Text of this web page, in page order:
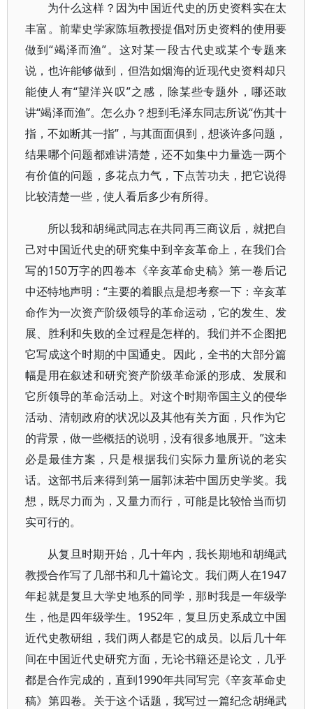
为什么这样？因为中国近代史的历史资料实在太
丰富。前辈史学家陈垣教授提倡对历史资料的使用要
做到“竭泽而渔”。这对某一段古代史或某个专题来
说，也许能够做到，但浩如烟海的近现代史资料却只
能使人有“望洋兴叹”之感，除某些专题外，哪还敢
讲“竭泽而渔”。怎么办？想到毛泽东同志所说“伤其十
指，不如断其一指”，与其面面俱到，想谈许多问题，
结果哪个问题都难讲清楚，还不如集中力量选一两个
有价值的问题，多花点力气，下点苦功夫，把它说得
比较清楚一些，使人看后多少有所得。
所以我和胡绳武同志在共同再三商议后，就把自
己对中国近代史的研究集中到辛亥革命上，在我们合
写的150万字的四卷本《辛亥革命史稿》第一卷后记
中还特地声明：“主要的着眼点是想考察一下：辛亥革
命作为一次资产阶级领导的革命运动，它的发生、发
展、胜利和失败的全过程是怎样的。我们并不企图把
它写成这个时期的中国通史。因此，全书的大部分篇
幅是用在叙述和研究资产阶级革命派的形成、发展和
它所领导的革命活动上。对这个时期帝国主义的侵华
活动、清朝政府的状况以及其他有关方面，只作为它
的背景，做一些概括的说明，没有很多地展开。”这未
必是最佳方案，只是根据我们实际力量所说的老实
话。这部书后来得到第一届郭沫若中国历史学奖。我
想，既尽力而为，又量力而行，可能是比较恰当而切
实可行的。
从复旦时期开始，几十年内，我长期地和胡绳武
教授合作写了几部书和几十篇论文。我们两人在1947
年起就是复旦大学史地系的同学，那时我是一年级学
生，他是四年级学生。1952年，复旦历史系成立中国
近代史教研组，我们两人都是它的成员。以后几十年
间在中国近代史研究方面，无论书籍还是论文，几乎
都是合作完成的，直到1990年共同写完《辛亥革命史
稿》第四卷。关于这个话题，我写过一篇纪念胡绳武